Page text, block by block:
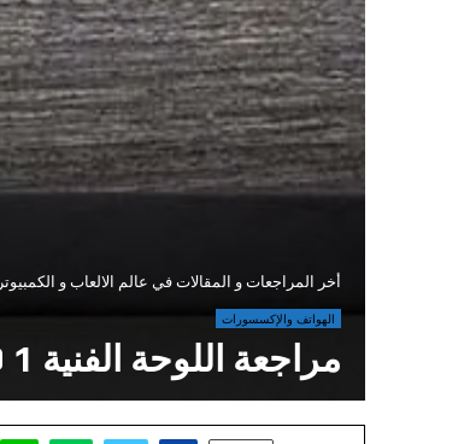
أخر المراجعات و المقالات في عالم الالعاب و الكمبيوتر
الهواتف والإكسسورات
مراجعة اللوحة الفنية GRID® 1